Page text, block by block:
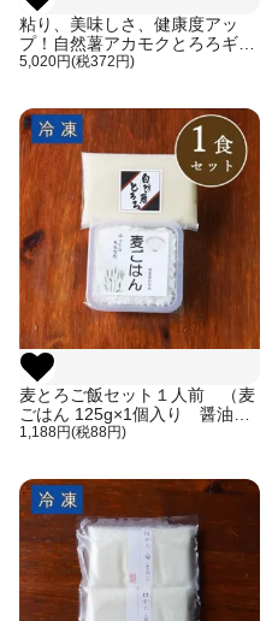
粘り、美味しさ、健康度アッ
プ！自然薯アカモクとろろギフ
トセット（60g×6個入り）
5,020円(税372円)
麦とろご飯セット１人前 （麦
ごはん 125g×1個入り 醤油
味 60g×1個入り）
1,188円(税88円)